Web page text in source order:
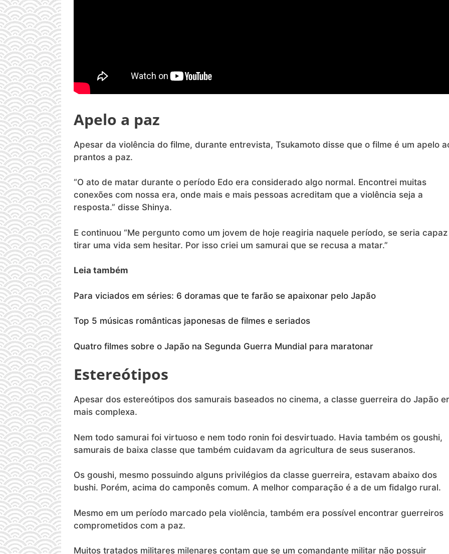
Apelo a paz
Apesar da violência do filme, durante entrevista, Tsukamoto disse que o filme é um apelo
prantos a paz.
“O ato de matar durante o período Edo era considerado algo normal. Encontrei muitas
conexões com nossa era, onde mais e mais pessoas acreditam que a violência seja a
resposta.” disse Shinya.
E continuou “Me pergunto como um jovem de hoje reagiria naquele período, se seria
tirar uma vida sem hesitar. Por isso criei um samurai que se recusa a matar.”
Leia também
Para viciados em séries: 6 doramas que te farão se apaixonar pelo Japão
Top 5 músicas românticas japonesas de filmes e seriados
Quatro filmes sobre o Japão na Segunda Guerra Mundial para maratonar
Estereótipos
Apesar dos estereótipos dos samurais baseados no cinema, a classe guerreira do Japão
mais complexa.
Nem todo samurai foi virtuoso e nem todo ronin foi desvirtuado. Havia também os goushi,
samurais de baixa classe que também cuidavam da agricultura de seus suseranos.
Os goushi, mesmo possuindo alguns privilégios da classe guerreira, estavam abaixo dos
bushi. Porém, acima do camponês comum. A melhor comparação é a de um fidalgo rural.
Mesmo em um período marcado pela violência, também era possível encontrar guerreiros
comprometidos com a paz.
Muitos tratados militares milenares contam que se um comandante militar não possuir